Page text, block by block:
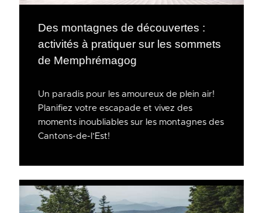
Des montagnes de découvertes :
activités à pratiquer sur les sommets
de Memphrémagog
Un paradis pour les amoureux de plein air!
Planifiez votre escapade et vivez des
moments inoubliables sur les montagnes des
Cantons-de-l’Est!